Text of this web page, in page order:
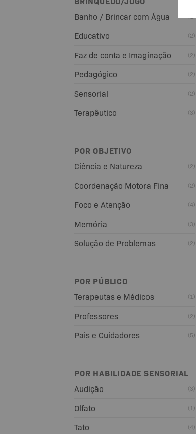
Banho / Brincar com Água (1)
Educativo (2)
Faz de conta e Imaginação (2)
Pedagógico (2)
Sensorial (2)
Terapêutico (3)
POR OBJETIVO
Ciência e Natureza (2)
Coordenação Motora Fina (2)
Foco e Atenção (4)
Memória (3)
Solução de Problemas (2)
POR PÚBLICO
Terapeutas e Médicos (1)
Professores (2)
Pais e Cuidadores (5)
POR HABILIDADE SENSORIAL
Audição (3)
Olfato (1)
Tato (4)